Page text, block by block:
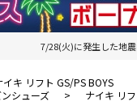
7/28(火)に発生した地
イキ リフト GS/PS BOYS
シューズ > ナイキ リ